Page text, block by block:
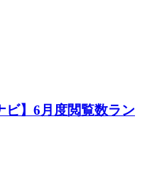
ビ】6月度閲覧数ラン